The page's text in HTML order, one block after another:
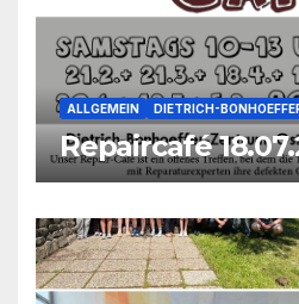
ALLGEMEIN DIETRICH-
Repaircafé